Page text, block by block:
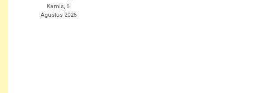
Kamis, 6
Agustus 2026